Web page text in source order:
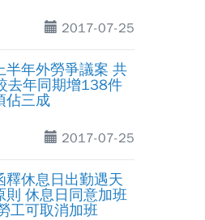
2017-07-25
半年外勞爭議案 共
去年同期增138件
佔三成
2017-07-25
釋休息日出勤遇天
則 休息日同意加班
工可取消加班